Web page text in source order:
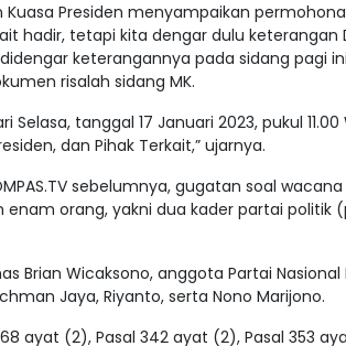
Kuasa Presiden menyampaikan
hadir, tetapi kita dengar dulu keterangan
keterangannya pada sidang pagi
risalah sidang MK.
tanggal 17 Januari 2023, pukul
dan Pihak Terkait,” ujarnya.
sebelumnya, gugatan soal
orang, yakni dua kader partai politik
Brian Wicaksono, anggota Partai
Jaya, Riyanto, serta Nono Marijono.
ayat (2), Pasal 342 ayat (2), Pasal 353